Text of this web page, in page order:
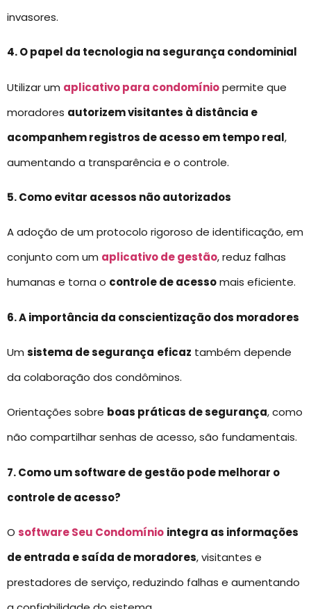
invasores.
4. O papel da tecnologia na segurança condominial
Utilizar um aplicativo para condomíniopermite que
moradores autorizem visitantes à distância e
acompanhem registros de acesso em tempo real,
aumentando a transparência e o controle.
5. Como evitar acessos não autorizados
A adoção de um protocolo rigoroso de identificação, em
conjunto com um aplicativo de gestão, reduz falhas
humanas e torna o controle de acessomais eficiente.
6. A importância da conscientização dos moradores
Um sistema de segurança eficaz também depende
da colaboração dos condôminos.
Orientações sobre boas práticas de segurança, como
não compartilhar senhas de acesso, são fundamentais.
7. Como um software de gestão pode melhorar o
controle de acesso?
O software Seu Condomínio integra as informações
de entrada e saída de moradores, visitantes e
prestadores de serviço, reduzindo falhas e aumentando